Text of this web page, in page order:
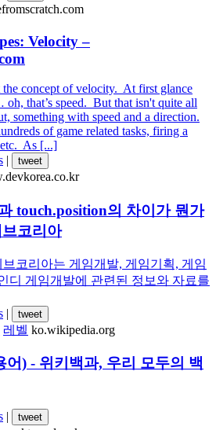
Velocity –
the concept of velocity. At first glance
that’s speed. But that isn't quite all
something with speed and a direction.
of game related tasks, firing a
As [...]
|
tweet
touch.position의 차이가 뭔가
코리아
코리아는 게임개발, 게임기획, 게임
디 게임개발에 관련된 정보와 자료를
|
tweet
레벨 ko.wikipedia.org
어) - 위키백과, 우리 모두의 백
|
tweet